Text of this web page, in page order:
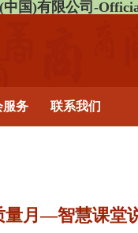
中国)有限公司-
服务 联系我们
量月—智慧课堂